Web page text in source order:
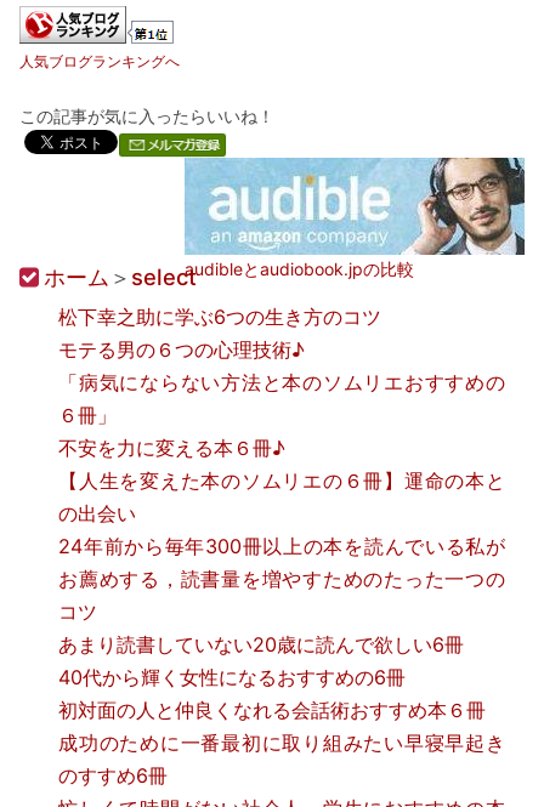
人気ブログランキングへ
この記事が気に入ったらいいね！
audibleとaudiobook.jpの比較
ホーム ＞ select
松下幸之助に学ぶ6つの生き方のコツ
モテる男の６つの心理技術♪
「病気にならない方法と本のソムリエおすすめの
６冊」
不安を力に変える本６冊♪
【人生を変えた本のソムリエの６冊】運命の本と
の出会い
24年前から毎年300冊以上の本を読んでいる私が
お薦めする，読書量を増やすためのたった一つの
コツ
あまり読書していない20歳に読んで欲しい6冊
40代から輝く女性になるおすすめの6冊
初対面の人と仲良くなれる会話術おすすめ本６冊
成功のために一番最初に取り組みたい早寝早起き
のすすめ6冊